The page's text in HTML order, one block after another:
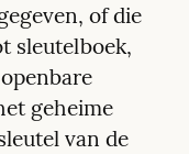
of die
sleutelboek,
geheime
van de